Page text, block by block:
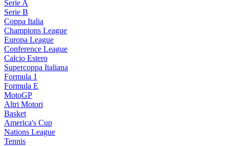
Serie A
Serie B
Coppa Italia
Champions League
Europa League
Conference League
Calcio Estero
Supercoppa Italiana
Formula 1
Formula E
MotoGP
Altri Motori
Basket
America's Cup
Nations League
Tennis